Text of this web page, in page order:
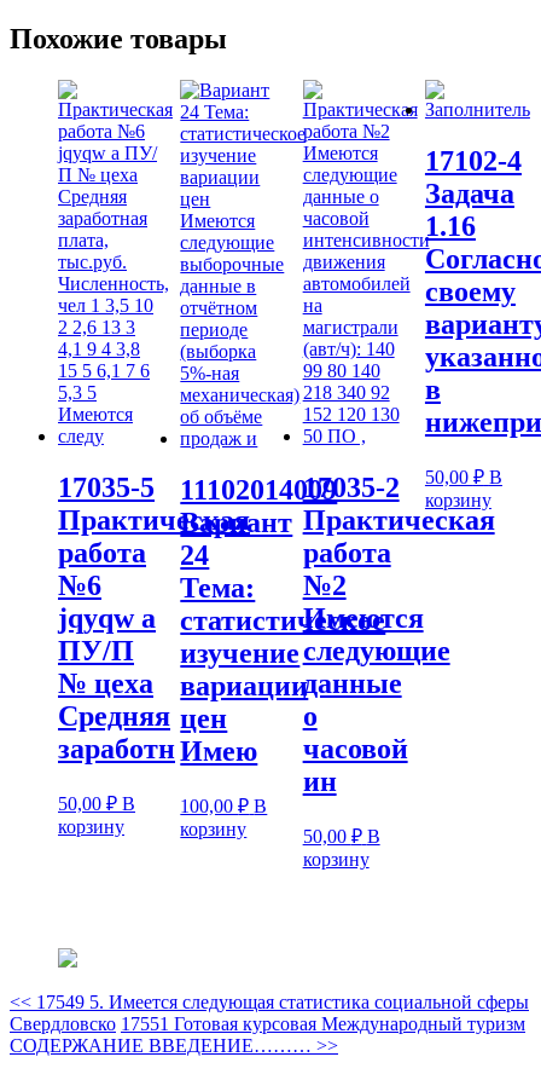
Похожие товары
17035-5
Практическая
работа
№6
jqyqw а
ПУ/П
№ цеха
Средняя
заработн
50,00 ₽ В
корзину
11102014009
Вариант
24
Тема:
статистическое
изучение
вариации
цен
Имею
100,00₽ В
корзину
17035-2
Практическая
работа
№2
Имеются
следующие
данные
о
часовой
ин
50,00 ₽ В
корзину
17102-4
Задача
1.16
своему
в
50,00 ₽ В
корзину
<< 17549 5. Имеется следующая статистика социальной сферы
Свердловско 17551 Готовая курсовая Международный туризм
СОДЕРЖАНИЕ ВВЕДЕНИЕ……… >>